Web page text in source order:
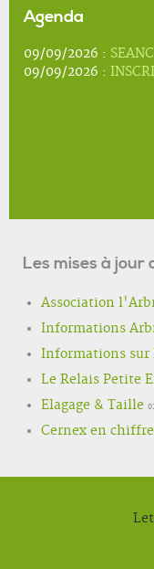
Agenda
09/09/2026 :
09/09/2026 :
Les mises à jour
Association
Informations
Informations sur
Le Relais Petite
Elagage & Taille
Cernex en